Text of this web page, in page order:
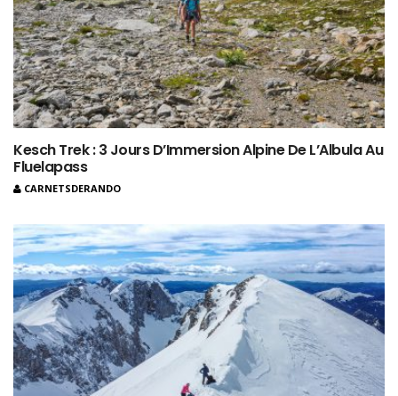
Kesch Trek : 3 Jours D’Immersion Alpine De L’Albula Au
Fluelapass
CARNETSDERANDO